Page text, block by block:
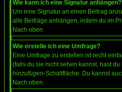
Wie kann ich eine Signatur anhängen?
Um eine Signatur an einen Beitrag
alle Beiträge anhängen, indem du im
Nach oben
Wie erstelle ich eine Umfrage?
Eine Umfrage zu erstellen ist recht
(falls du sie nicht sehen kannst, hast
hinzufügen-Schaltfläche. Du kannst
Nach oben